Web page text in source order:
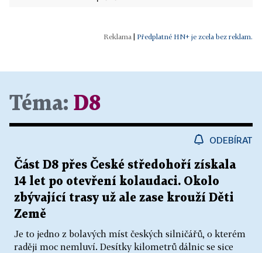
Předplatné HN+ je zcela bez reklam.
Téma: D8
ODEBÍRAT
Část D8 přes České středohoří získala
14 let po otevření kolaudaci. Okolo
zbývající trasy už ale zase krouží Děti
Země
Je to jedno z bolavých míst českých silničářů, o kterém
raději moc nemluví. Desítky kilometrů dálnic se sice